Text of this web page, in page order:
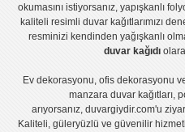
okumasını istiyorsanız, yapışkanlı
kaliteli resimli duvar kağıtlarımızı
resminizi kendinden yağışkanlı
duvar kağıdı
Ev dekorasyonu,ofis dekorasyonu
manzara duvar kağıtları,
arıyorsanız, duvargiydir.com'u
Kaliteli, güleryüzlü ve güvenilir